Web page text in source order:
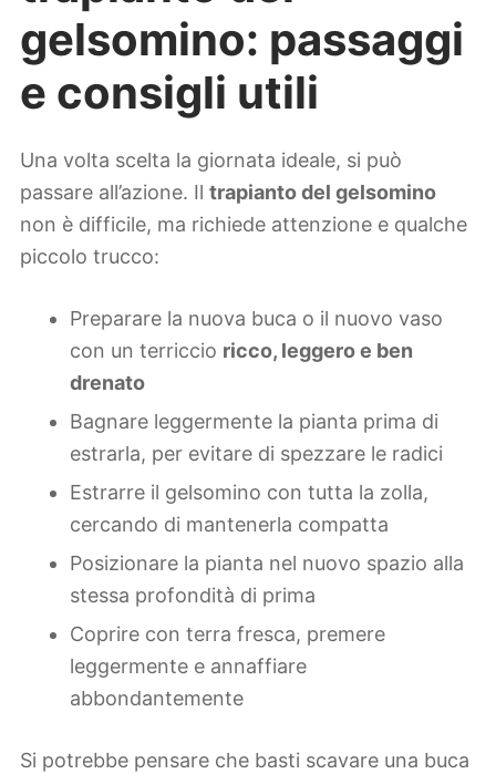
gelsomino: passaggi
e consigli utili
Una volta scelta la giornata ideale, si può
passare all’azione. Il trapianto del gelsomino
non è difficile, ma richiede attenzione e qualche
piccolo trucco:
Preparare la nuova buca o il nuovo vaso
con un terriccio ricco, leggero e ben
drenato
Bagnare leggermente la pianta prima di
estrarla, per evitare di spezzare le radici
Estrarre il gelsomino con tutta la zolla,
cercando di mantenerla compatta
Posizionare la pianta nel nuovo spazio alla
stessa profondità di prima
Coprire con terra fresca, premere
leggermente e annaffiare
abbondantemente
Si potrebbe pensare che basti scavare una buca